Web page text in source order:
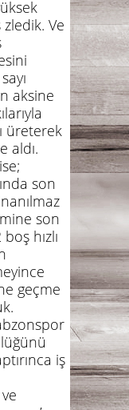
Ve
aksine
üreterek
aldı.
son
son
hızlı
geçme
iş